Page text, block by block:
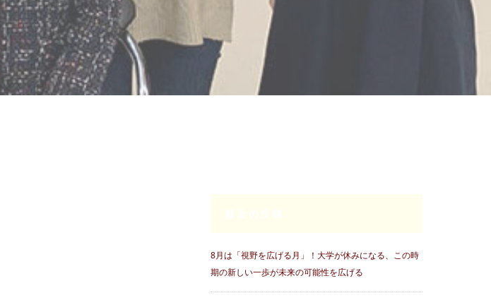
8月は「視野を広げる月」！大学が休みになる、この時
期の新しい一歩が未来の可能性を広げる